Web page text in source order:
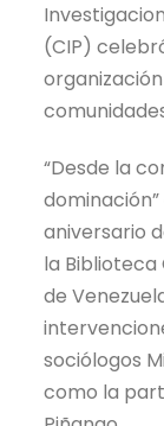
(CIP)
“Desde la
aniversario
la Biblioteca
de
sociólogos
como la